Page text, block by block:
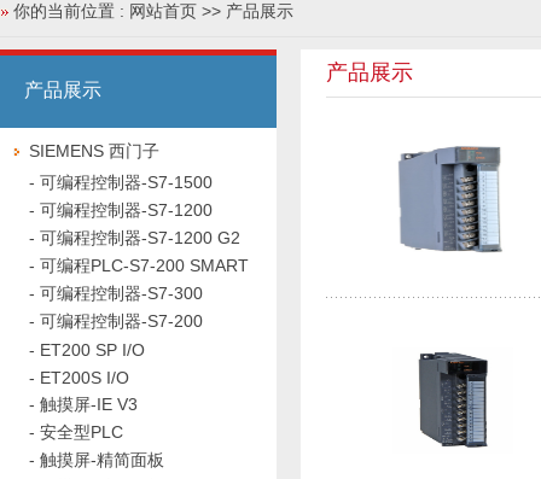
你的当前位置 : 网站首页 >> 产品展示
产品展示
SIEMENS 西门子
- 可编程控制器-S7-1500
- 可编程控制器-S7-1200
- 可编程控制器-S7-1200 G2
- 可编程PLC-S7-200 SMART
- 可编程控制器-S7-300
- 可编程控制器-S7-200
- ET200 SP I/O
- ET200S I/O
- 触摸屏-IE V3
- 安全型PLC
- 触摸屏-精简面板
产品展示